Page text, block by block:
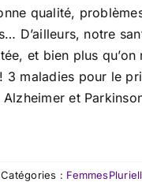
qualité,
D’ailleurs, notre
et bien plus qu’on
3 maladies pour le
et
Catégories :